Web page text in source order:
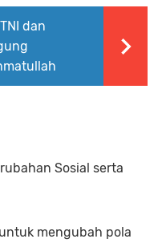
dan
Sosial serta
mengubah pola